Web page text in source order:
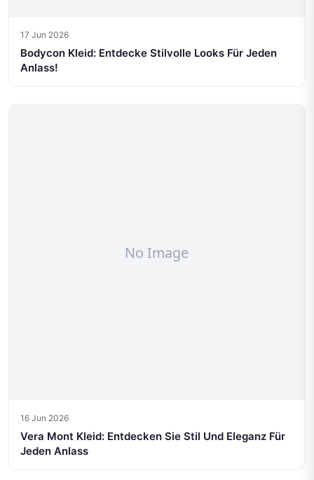
17 Jun 2026
Bodycon Kleid: Entdecke Stilvolle Looks Für Jeden
Anlass!
16 Jun 2026
Vera Mont Kleid: Entdecken Sie Stil Und Eleganz Für
Jeden Anlass